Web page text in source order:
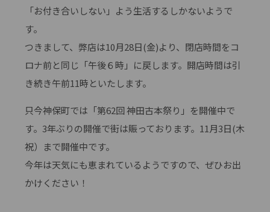
「お付き合いしない」よう生活するしかないようで
す。
つきまして、弊店は10月28日(金)より、閉店時間をコ
ロナ前と同じ「午後６時」に戻します。開店時間は引
き続き午前11時といたします。
只今神保町では「第62回 神田古本祭り」を開催中で
す。3年ぶりの開催で街は賑っております。11月3日(木
祝）まで開催中です。
今年は天気にも恵まれているようですので、ぜひお出
かけください！